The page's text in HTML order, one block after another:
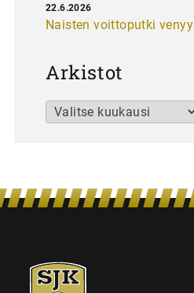
Naisten voittoputki venyy
22.6.2026
Arkistot
Arkistot
SJK-
juniorit